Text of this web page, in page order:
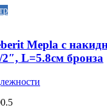
Mepla с
L=5.8см бронза